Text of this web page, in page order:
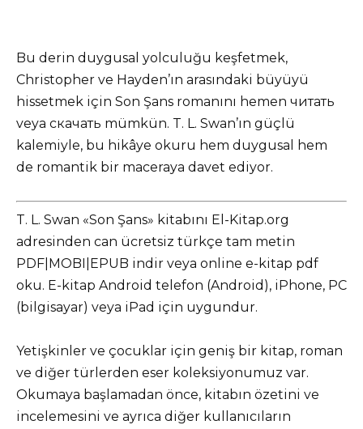
Bu derin duygusal yolculuğu keşfetmek,
Christopher ve Hayden’ın arasındaki büyüyü
hissetmek için Son Şans romanını hemen читать
veya скачать mümkün. T. L. Swan’ın güçlü
kalemiyle, bu hikâye okuru hem duygusal hem
de romantik bir maceraya davet ediyor.
T. L. Swan «Son Şans» kitabını El-Kitap.org
adresinden can ücretsiz türkçe tam metin
PDF|MOBI|EPUB indir veya online e-kitap pdf
oku. E-kitap Android telefon (Android), iPhone, PC
(bilgisayar) veya iPad için uygundur.
Yetişkinler ve çocuklar için geniş bir kitap, roman
ve diğer türlerden eser koleksiyonumuz var.
Okumaya başlamadan önce, kitabın özetini ve
incelemesini ve ayrıca diğer kullanıcıların